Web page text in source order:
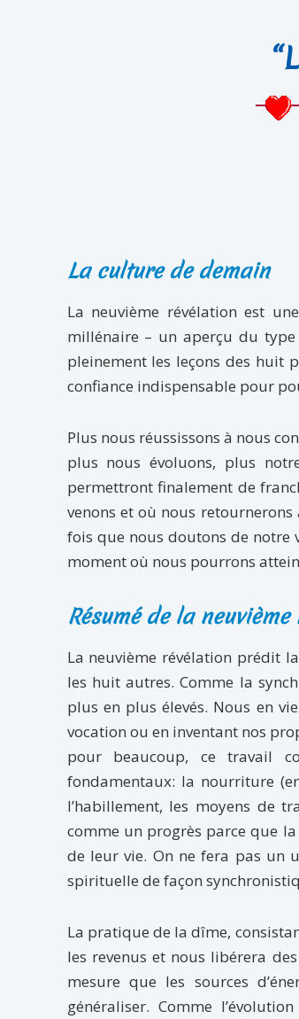
La culture de demain
La neuvième révélation est
millénaire – un aperçu du
pleinement les leçons des huit
confiance indispensable pour
Plus nous réussissons à nous
plus nous évoluons, plus
permettront finalement de
venons et où nous
fois que nous doutons de notre
moment où nous pourrons
Résumé de la
La neuvième révélation prédit
les huit autres. Comme la
plus en plus élevés. Nous en
vocation ou en inventant nos
pour beaucoup, ce travail
fondamentaux: la nourriture
l’habillement, les moyens de
comme un progrès parce que
de leur vie. On ne fera pas un
spirituelle de façon
La pratique de la dîme,
les revenus et nous libérera
mesure que les sources
généraliser. Comme